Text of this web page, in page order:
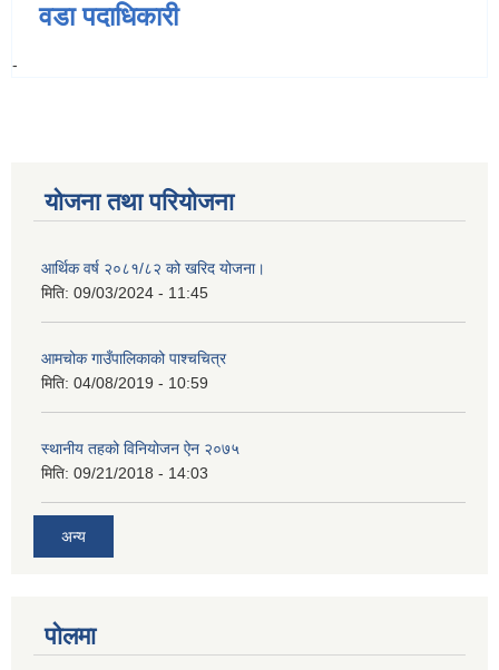
वडा पदाधिकारी
-
योजना तथा परियोजना
आर्थिक वर्ष २०८१/८२ को खरिद योजना।
मिति: 09/03/2024 - 11:45
आमचोक गाउँपालिकाको पाश्चचित्र
मिति: 04/08/2019 - 10:59
स्थानीय तहको विनियोजन ऐन २०७५
मिति: 09/21/2018 - 14:03
अन्य
पोलमा